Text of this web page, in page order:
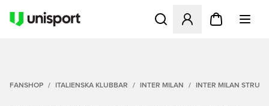
Öppnar en Modal för att
FANSHOP ITALIENSKA KLUBBAR INTER MILAN INTER MILAN